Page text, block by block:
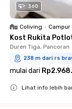
360
Coliving • Campur
Kost Rukita
Duren Tiga, Pancoran
238 m dari rs
mulai dari
Lihat info lebih